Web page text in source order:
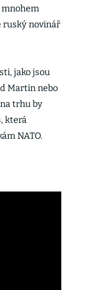
mnohem
ruský novinář
jako jsou
Martin nebo
trhu by
která
NATO.